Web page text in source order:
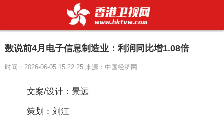
数说前4月电子信息制造业：利润同比增1.08倍
时间：2026-06-05 15:22:25 来源：中国经济网
文案/设计：景远
策划：刘江